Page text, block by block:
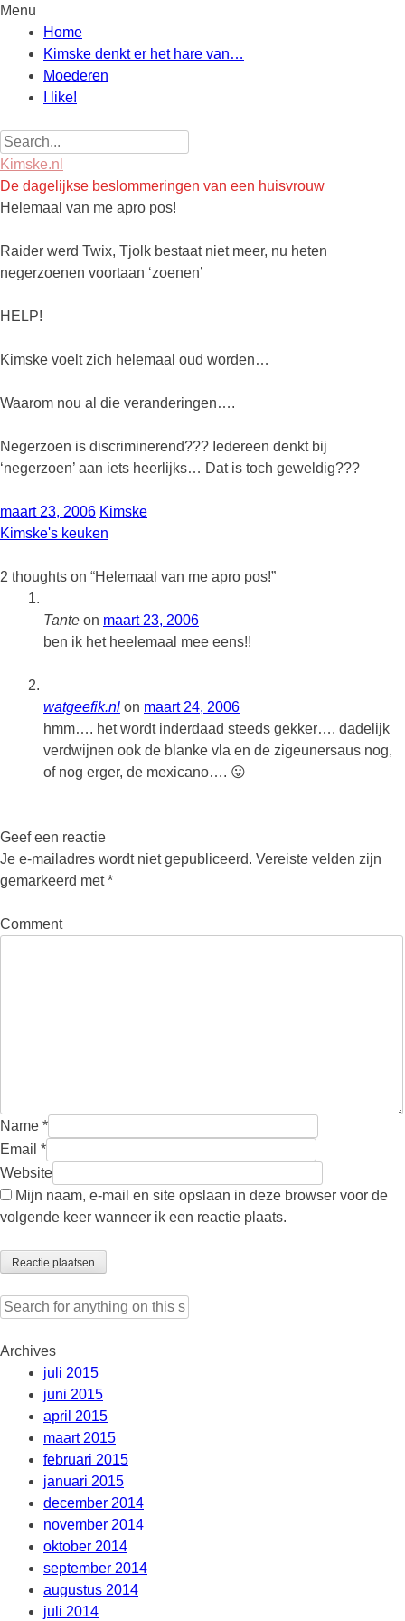
Menu
content
Home
Kimske denkt er het hare van…
Moederen
I like!
Search
for:
Kimske.nl
De dagelijkse beslommeringen van een huisvrouw
Helemaal van me apro pos!
Raider werd Twix, Tjolk bestaat niet meer, nu heten
negerzoenen voortaan ‘zoenen’
HELP!
Kimske voelt zich helemaal oud worden…
Waarom nou al die veranderingen….
Negerzoen is discriminerend??? Iedereen denkt bij
‘negerzoen’ aan iets heerlijks… Dat is toch geweldig???
maart 23, 2006 Kimske
Kimske's keuken
2 thoughts on “Helemaal van me apro pos!”
Tante on maart 23, 2006
ben ik het heelemaal mee eens!!
watgeefik.nl on maart 24, 2006
hmm…. het wordt inderdaad steeds gekker…. dadelijk
verdwijnen ook de blanke vla en de zigeunersaus nog,
of nog erger, de mexicano…. 😛
Geef een reactie
Je e-mailadres wordt niet gepubliceerd. Vereiste velden zijn
gemarkeerd met*
Comment
Name *
Email *
Website
Mijn naam, e-mail en site opslaan in deze browser voor de
volgende keer wanneer ik een reactie plaats.
Search
Archives
juli 2015
juni 2015
april 2015
maart 2015
februari 2015
januari 2015
december 2014
november 2014
oktober 2014
september 2014
augustus 2014
juli 2014